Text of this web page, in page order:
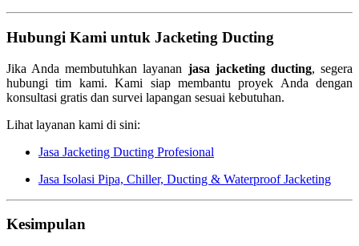
Hubungi Kami untuk Jacketing Ducting
Jika Anda membutuhkan layanan jasa jacketing ducting, segera
hubungi tim kami. Kami siap membantu proyek Anda dengan
konsultasi gratis dan survei lapangan sesuai kebutuhan.
Lihat layanan kami di sini:
Jasa Jacketing Ducting Profesional
Jasa Isolasi Pipa, Chiller, Ducting & Waterproof Jacketing
Kesimpulan